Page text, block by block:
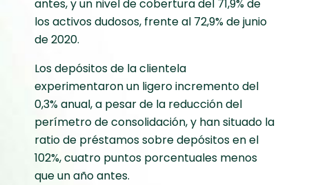
antes, y un nivel de cobertura del 71,9% de
los activos dudosos, frente al 72,9% de junio
de 2020.
Los depósitos de la clientela
experimentaron un ligero incremento del
0,3% anual, a pesar de la reducción del
perímetro de consolidación, y han situado la
ratio de préstamos sobre depósitos en el
102%, cuatro puntos porcentuales menos
que un año antes.